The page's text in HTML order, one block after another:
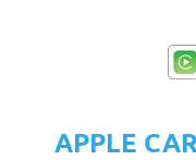
APPLE